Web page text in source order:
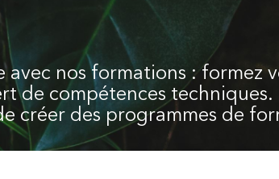
nos formations : formez
de compétences
créer des programmes de